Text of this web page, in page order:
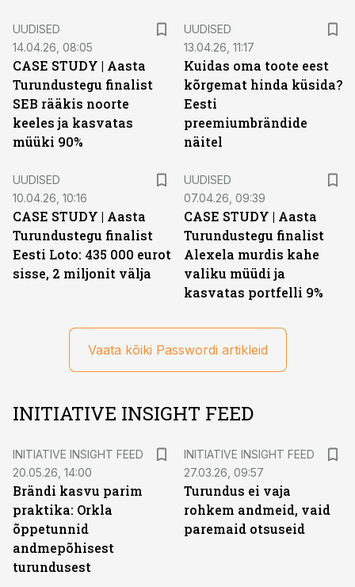
UUDISED
14.04.26, 08:05
CASE STUDY | Aasta
Turundustegu finalist
SEB rääkis noorte
keeles ja kasvatas
müüki 90%
UUDISED
13.04.26, 11:17
Kuidas oma toote eest
kõrgemat hinda küsida?
Eesti
preemiumbrändide
näitel
UUDISED
10.04.26, 10:16
CASE STUDY | Aasta
Turundustegu finalist
Eesti Loto: 435 000 eurot
sisse, 2 miljonit välja
UUDISED
07.04.26, 09:39
CASE STUDY | Aasta
Turundustegu finalist
Alexela murdis kahe
valiku müüdi ja
kasvatas portfelli 9%
Vaata kõiki Passwordi artikleid
INITIATIVE INSIGHT FEED
INITIATIVE INSIGHT FEED
20.05.26, 14:00
Brändi kasvu parim
praktika: Orkla
õppetunnid
andmepõhisest
turundusest
INITIATIVE INSIGHT FEED
27.03.26, 09:57
Turundus ei vaja
rohkem andmeid, vaid
paremaid otsuseid